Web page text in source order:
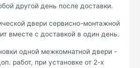
другой день после доставки.
двери сервисно-монтажной
вместе с доставкой в один день.
одной межкомнатной двери -
работ, при установке от 2-х